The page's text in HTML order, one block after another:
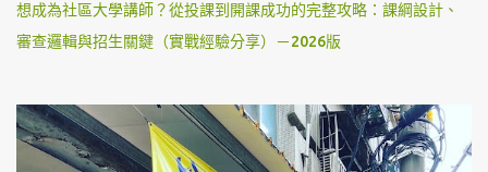
想成為社區大學講師？從投課到開課成功的完整攻略：課綱設計、
審查邏輯與招生關鍵（實戰經驗分享）－2026版